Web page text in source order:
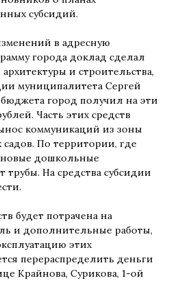
субсидий.
в адресную
города доклад сделал
и строительства,
муниципалитета Сергей
город получил на эти
Часть этих средств
коммуникаций из зоны
садов. По территории, где
дошкольные
трубы. На средства субсидии
будет потрачена на
и дополнительные работы,
этих
перераспределить деньги
Крайнова, Сурикова, 1-ой